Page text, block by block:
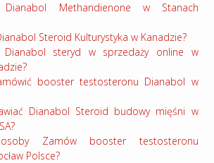
Methandienone w Stanach
Steroid Kulturystyka w Kanadzie?
Dianabol steryd w sprzedaży online w
booster testosteronu Dianabol w
Dianabol Steroid budowy mięśni w
Zamów booster testosteronu
Polsce?